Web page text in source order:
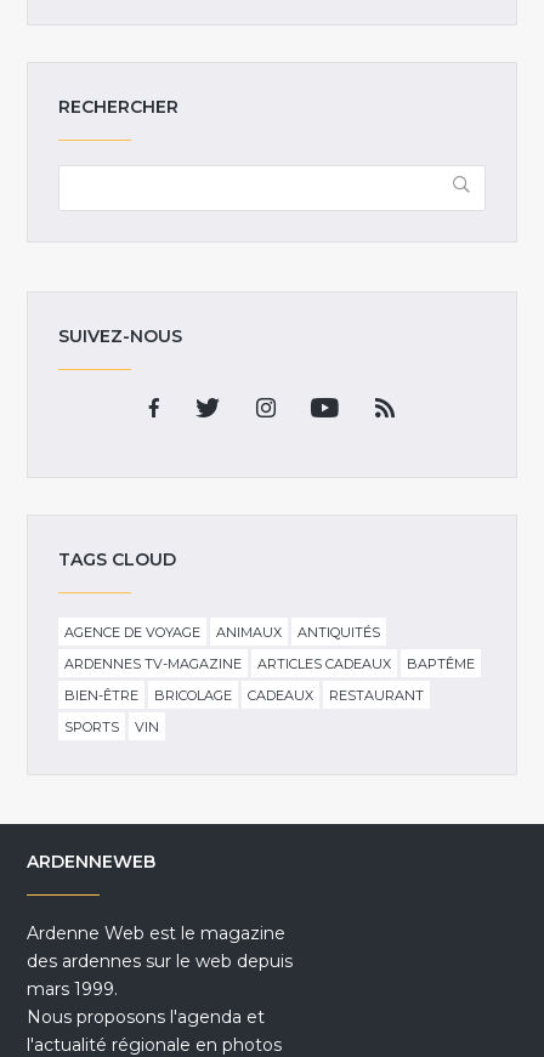
RECHERCHER
SUIVEZ-NOUS
TAGS CLOUD
AGENCE DE VOYAGE ANIMAUX
ANTIQUITÉS
ARDENNES TV-MAGAZINE
ARTICLES CADEAUX
BAPTÊME
BIEN-ÊTRE
BRICOLAGE CADEAUX
RESTAURANT
SPORTS
VIN
ARDENNEWEB
Ardenne Web est le magazine
des ardennes sur le web depuis
mars 1999.
Nous proposons l'agenda et
l'actualité régionale en photos